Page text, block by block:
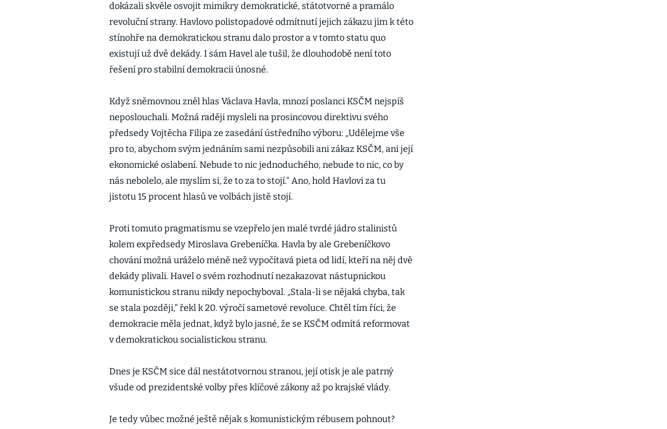
dokázali skvěle osvojit mimikry demokratické, státotvorné a pramálo
revoluční strany. Havlovo polistopadové odmítnutí jejich zákazu jim k této
stínohře na demokratickou stranu dalo prostor a v tomto statu quo
existují už dvě dekády. I sám Havel ale tušil, že dlouhodobě není toto
řešení pro stabilní demokracii únosné.
Když sněmovnou zněl hlas Václava Havla, mnozí poslanci KSČM nejspíš
neposlouchali. Možná raději mysleli na prosincovou direktivu svého
předsedy Vojtěcha Filipa ze zasedání ústředního výboru: „Udělejme vše
pro to, abychom svým jednáním sami nezpůsobili ani zákaz KSČM, ani její
ekonomické oslabení. Nebude to nic jednoduchého, nebude to nic, co by
nás nebolelo, ale myslím si, že to za to stojí.“ Ano, hold Havlovi za tu
jistotu 15 procent hlasů ve volbách jistě stojí.
Proti tomuto pragmatismu se vzepřelo jen malé tvrdé jádro stalinistů
kolem expředsedy Miroslava Grebeníčka. Havla by ale Grebeníčkovo
chování možná uráželo méně než vypočítavá pieta od lidí, kteří na něj dvě
dekády plivali. Havel o svém rozhodnutí nezakazovat nástupnickou
komunistickou stranu nikdy nepochyboval. „Stala-li se nějaká chyba, tak
se stala později,“ řekl k 20. výročí sametové revoluce. Chtěl tím říci, že
demokracie měla jednat, když bylo jasné, že se KSČM odmítá reformovat
v demokratickou socialistickou stranu.
Dnes je KSČM sice dál nestátotvornou stranou, její otisk je ale patrný
všude od prezidentské volby přes klíčové zákony až po krajské vlády.
Je tedy vůbec možné ještě nějak s komunistickým rébusem pohnout?